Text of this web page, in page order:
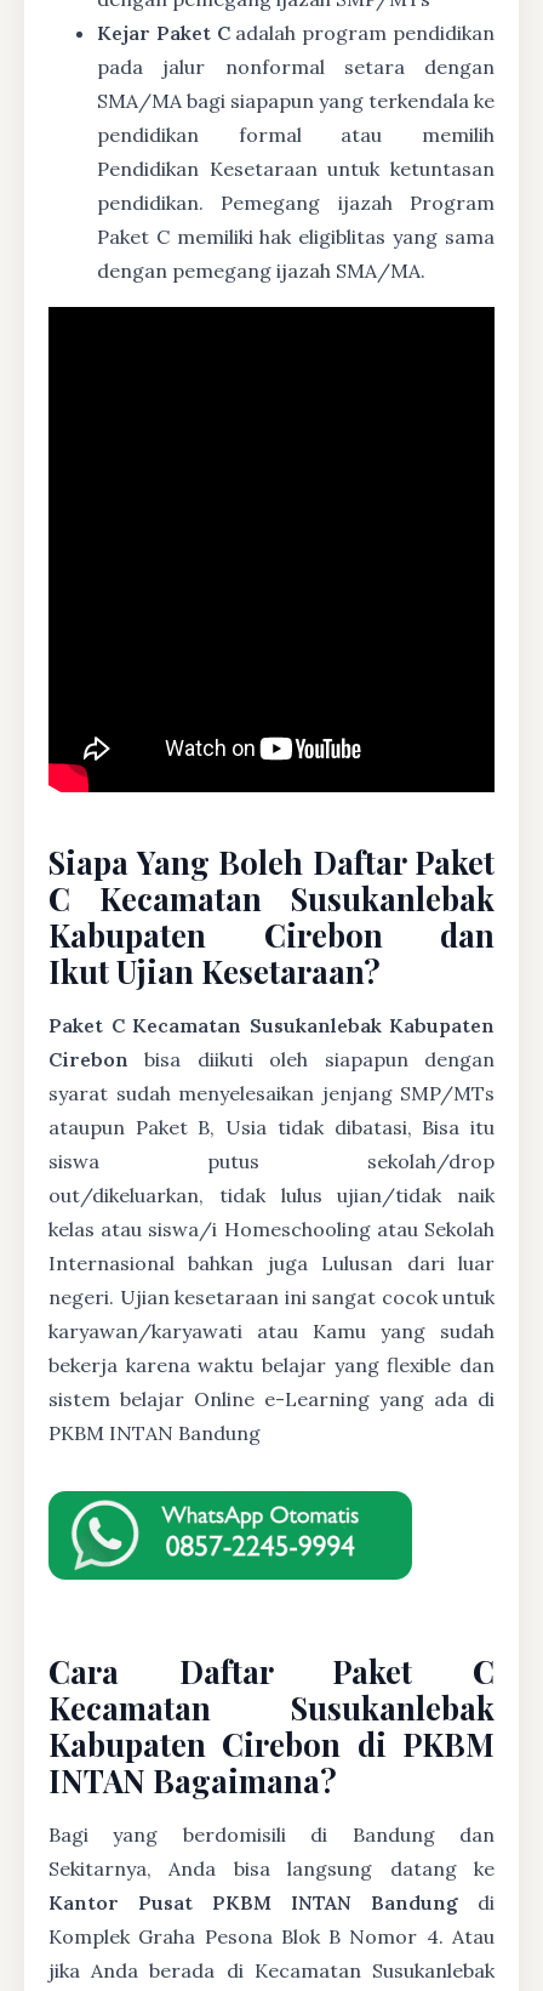
Kejar Paket Cadalah program pendidikan
pada jalur nonformal setara dengan
SMA/MA bagi siapapun yang terkendala ke
pendidikan formal atau memilih
Pendidikan Kesetaraan untuk ketuntasan
pendidikan. Pemegang ijazah Program
Paket C memiliki hak eligiblitas yang sama
dengan pemegang ijazah SMA/MA.
Siapa Yang Boleh Daftar Paket
C Kecamatan Susukanlebak
Kabupaten Cirebon dan
Ikut Ujian Kesetaraan?
Paket C Kecamatan Susukanlebak Kabupaten
Cirebon bisa diikuti oleh siapapun dengan
syarat sudah menyelesaikan jenjang SMP/MTs
ataupun Paket B, Usia tidak dibatasi, Bisa itu
siswa putus sekolah/drop
out/dikeluarkan, tidak lulus ujian/tidak naik
kelas atau siswa/i Homeschooling atau Sekolah
Internasional bahkan juga Lulusan dari luar
negeri. Ujian kesetaraan ini sangat cocok untuk
karyawan/karyawati atau Kamu yang sudah
bekerja karena waktu belajar yang flexible dan
sistem belajar Online e-Learning yang ada di
PKBM INTAN Bandung
Cara Daftar Paket C
Kecamatan Susukanlebak
Kabupaten Cirebon di PKBM
INTAN Bagaimana?
Bagi yang berdomisili di Bandung dan
Sekitarnya, Anda bisa langsung datang ke
Kantor Pusat PKBM INTAN Bandung di
Komplek Graha Pesona Blok B Nomor 4. Atau
jika Anda berada di Kecamatan Susukanlebak